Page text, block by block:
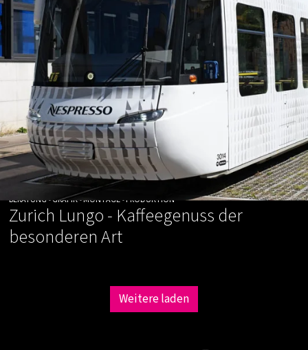
BERATUNG • GRAFIK • MONTAGE • PRODUKTION
Zurich Lungo - Kaffeegenuss der
besonderen Art
Weitere laden